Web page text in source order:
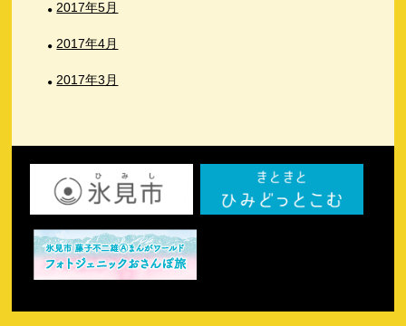
2017年5月
2017年4月
2017年3月